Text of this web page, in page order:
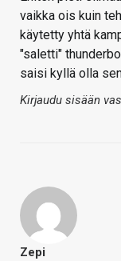
vaikka ois kuin
käytetty yhtä
"saletti"
saisi kyllä olla
Kirjaudu sisään
Zepi